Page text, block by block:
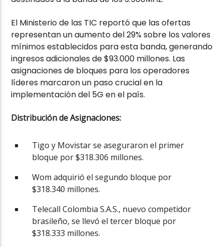
El Ministerio de las TIC reportó que las ofertas
representan un aumento del 29% sobre los valores
mínimos establecidos para esta banda, generando
ingresos adicionales de $93.000 millones. Las
asignaciones de bloques para los operadores
líderes marcaron un paso crucial en la
implementación del 5G en el país.
Distribución de Asignaciones:
Tigo y Movistar se aseguraron el primer
bloque por $318.306 millones.
Wom adquirió el segundo bloque por
$318.340 millones.
Telecall Colombia S.A.S., nuevo competidor
brasileño, se llevó el tercer bloque por
$318.333 millones.